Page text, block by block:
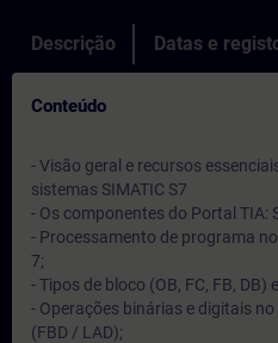
Descrição Datas e
Conteúdo
- Visão geral e recursos
sistemas SIMATIC S7
- Os componentes do Portal TIA:
- Processamento de programa
7;
- Tipos de bloco (OB, FC, FB,
- Operações binárias e digitais
(FBD / LAD);